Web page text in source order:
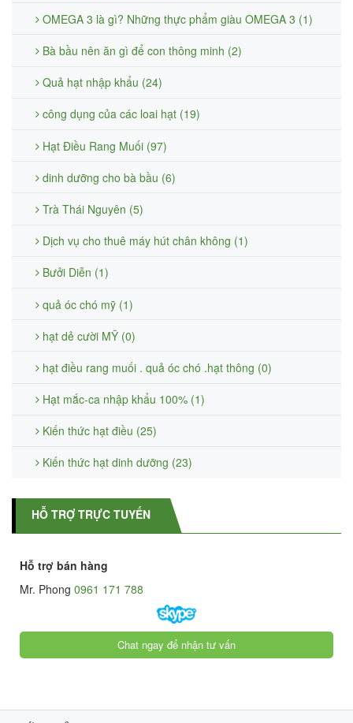
OMEGA 3 là gì? Những thực phẩm giàu OMEGA 3 (1)
Bà bầu nên ăn gì để con thông minh (2)
Quả hạt nhập khẩu (24)
công dụng của các loai hạt (19)
Hạt Điều Rang Muối (97)
dinh dưỡng cho bà bầu (6)
Trà Thái Nguyên (5)
Dịch vụ cho thuê máy hút chân không (1)
Bưởi Diễn (1)
quả óc chó mỹ (1)
hạt dẻ cười MỸ (0)
hạt điều rang muối . quả óc chó .hạt thông (0)
Hạt mắc-ca nhập khẩu 100% (1)
Kiến thức hạt điều (25)
Kiến thức hạt dinh dưỡng (23)
HỖ TRỢ TRỰC TUYẾN
Hỗ trợ bán hàng
Mr. Phong 0961 171 788
Chat ngay để nhận tư vấn